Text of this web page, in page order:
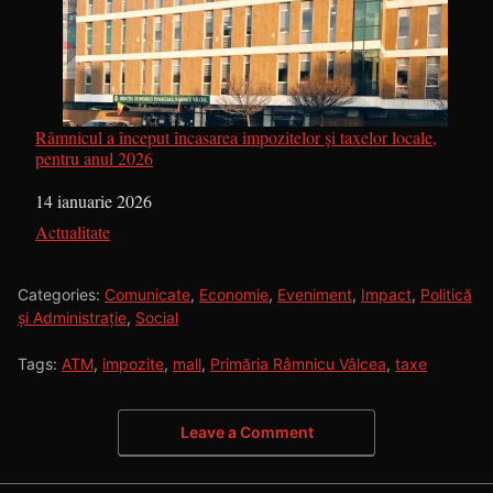
Râmnicul a început încasarea impozitelor și taxelor locale,
pentru anul 2026
Dată
14 ianuarie 2026
În legătură cu
Actualitate
Categories: Comunicate, Economie, Eveniment, Impact, Politică
și Administrație, Social
Tags: ATM, impozite, mall, Primăria Râmnicu Vâlcea, taxe
Leave a Comment